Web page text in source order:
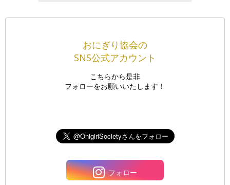
おにぎり協会の
SNS公式アカウント
こちらから是非
フォローをお願いいたします！
フォロー